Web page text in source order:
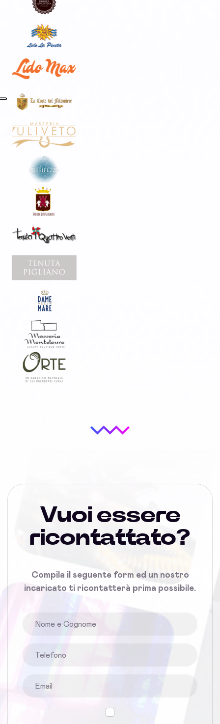
Vuoi essere
ricontattato?
Compila il seguente form ed un nostro
incaricato ti ricontatterà prima possibile.